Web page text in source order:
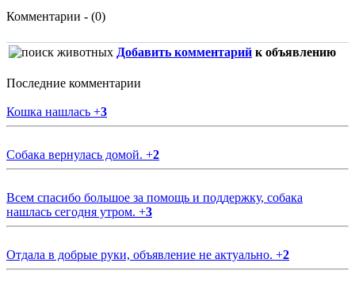
Комментарии - (0)
Добавить комментарий к объявлению
Последние комментарии
Кошка нашлась +3
Собака вернулась домой. +2
Всем спасибо большое за помощь и поддержку, собака
нашлась сегодня утром. +3
Отдала в добрые руки, объявление не актуально. +2